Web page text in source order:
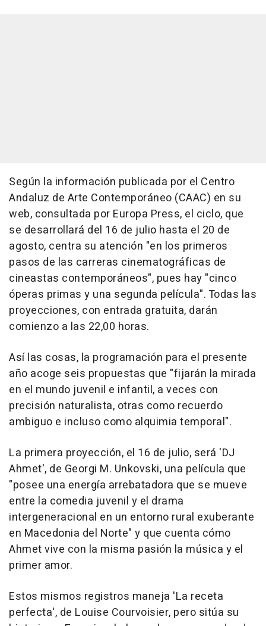
Según la información publicada por el Centro
Andaluz de Arte Contemporáneo (CAAC) en su
web, consultada por Europa Press, el ciclo, que
se desarrollará del 16 de julio hasta el 20 de
agosto, centra su atención "en los primeros
pasos de las carreras cinematográficas de
cineastas contemporáneos", pues hay "cinco
óperas primas y una segunda película". Todas las
proyecciones, con entrada gratuita, darán
comienzo a las 22,00 horas.
Así las cosas, la programación para el presente
año acoge seis propuestas que "fijarán la mirada
en el mundo juvenil e infantil, a veces con
precisión naturalista, otras como recuerdo
ambiguo e incluso como alquimia temporal".
La primera proyección, el 16 de julio, será 'DJ
Ahmet', de Georgi M. Unkovski, una película que
"posee una energía arrebatadora que se mueve
entre la comedia juvenil y el drama
intergeneracional en un entorno rural exuberante
en Macedonia del Norte" y que cuenta cómo
Ahmet vive con la misma pasión la música y el
primer amor.
Estos mismos registros maneja 'La receta
perfecta', de Louise Courvoisier, pero sitúa su